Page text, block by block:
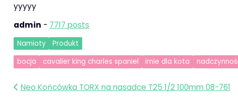
yyyyy
admin - 7717 posts
Namioty
Produkt
bocja
cavalier king charles spaniel imie dla kota
Nawigacja
Neo Końcówka TORX na nasadce T25 1/2 100mm 08-761